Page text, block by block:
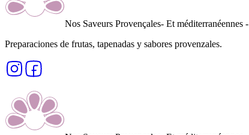
Nos Saveurs Provençales- Et méditerranéennes -
Preparaciones de frutas, tapenadas y sabores provenzales.